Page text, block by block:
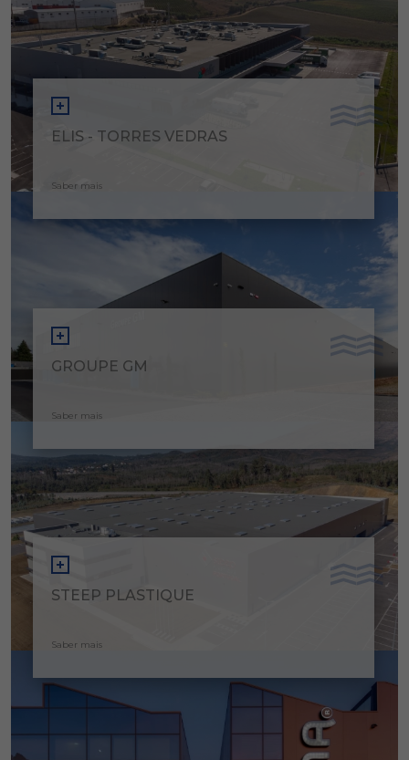
ELIS - TORRES VEDRAS
Saber mais
GROUPE GM
Saber mais
STEEP PLASTIQUE
Saber mais